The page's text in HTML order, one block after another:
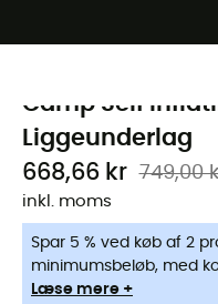
Camp Self
Liggeunderlag
668,66 kr 749,00
inkl. moms
Spar 5 % ved køb af 2
minimumsbeløb, med
Læse mere +